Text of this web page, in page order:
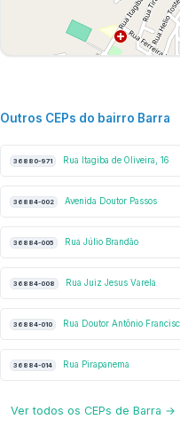
Outros CEPs do bairro Barra
36880-971 Rua Itagiba de Oliveira, 16
36884-002 Avenida Doutor Passos
36884-005 Rua Júlio Brandão
36884-008 Rua Juiz Jesus Varela
36884-010 Rua Doutor Antônio
36884-014 Rua Pirapanema
Ver todos os CEPs de Barra →